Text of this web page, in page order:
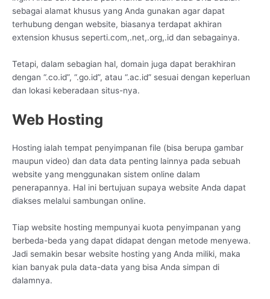
sebagai alamat khusus yang Anda gunakan agar dapat
terhubung dengan website, biasanya terdapat akhiran
extension khusus seperti.com,.net,.org,.id dan sebagainya.
Tetapi, dalam sebagian hal, domain juga dapat berakhiran
dengan “.co.id”, “.go.id”, atau “.ac.id” sesuai dengan keperluan
dan lokasi keberadaan situs-nya.
Web Hosting
Hosting ialah tempat penyimpanan file (bisa berupa gambar
maupun video) dan data data penting lainnya pada sebuah
website yang menggunakan sistem online dalam
penerapannya. Hal ini bertujuan supaya website Anda dapat
diakses melalui sambungan online.
Tiap website hosting mempunyai kuota penyimpanan yang
berbeda-beda yang dapat didapat dengan metode menyewa.
Jadi semakin besar website hosting yang Anda miliki, maka
kian banyak pula data-data yang bisa Anda simpan di
dalamnya.